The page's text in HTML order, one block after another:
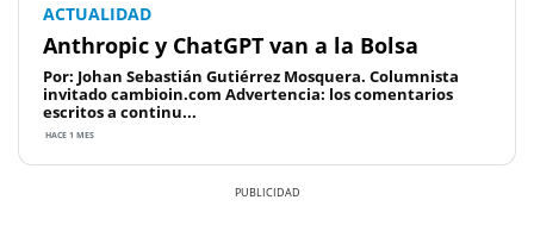
ACTUALIDAD
Anthropic y ChatGPT van a la Bolsa
Por: Johan Sebastián Gutiérrez Mosquera. Columnista
invitado cambioin.com Advertencia: los comentarios
escritos a continu...
HACE 1 MES